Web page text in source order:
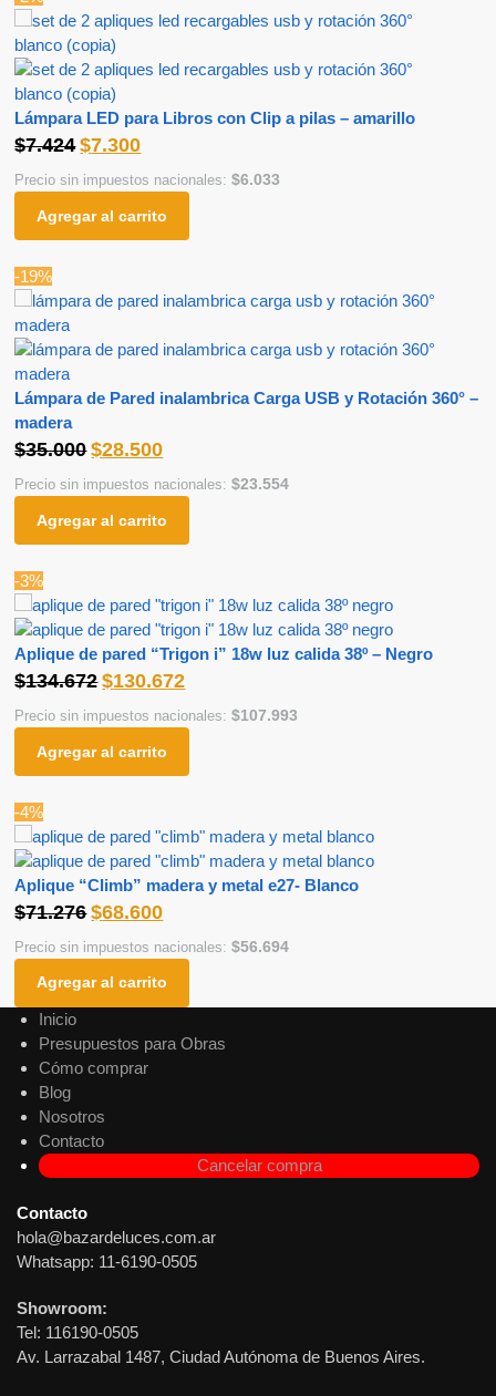
Lámpara LED para Libros con Clip a pilas – amarillo
$7.424 $7.300
Precio sin impuestos nacionales:$6.033
Agregar al carrito
-19%
Lámpara de Pared inalambrica Carga USB y Rotación 360° –
madera
$35.000 $28.500
Precio sin impuestos nacionales:$23.554
Agregar al carrito
-3%
Aplique de pared “Trigon i” 18w luz calida 38º – Negro
$134.672 $130.672
Precio sin impuestos nacionales:$107.993
Agregar al carrito
-4%
Aplique “Climb” madera y metal e27- Blanco
$71.276 $68.600
Precio sin impuestos nacionales:$56.694
Agregar al carrito
Inicio
Presupuestos para Obras
Cómo comprar
Blog
Nosotros
Contacto
Cancelar compra
Contacto
hola@bazardeluces.com.ar
Whatsapp: 11-6190-0505
Showroom:
Tel: 116190-0505
Av. Larrazabal 1487, Ciudad Autónoma de Buenos Aires.